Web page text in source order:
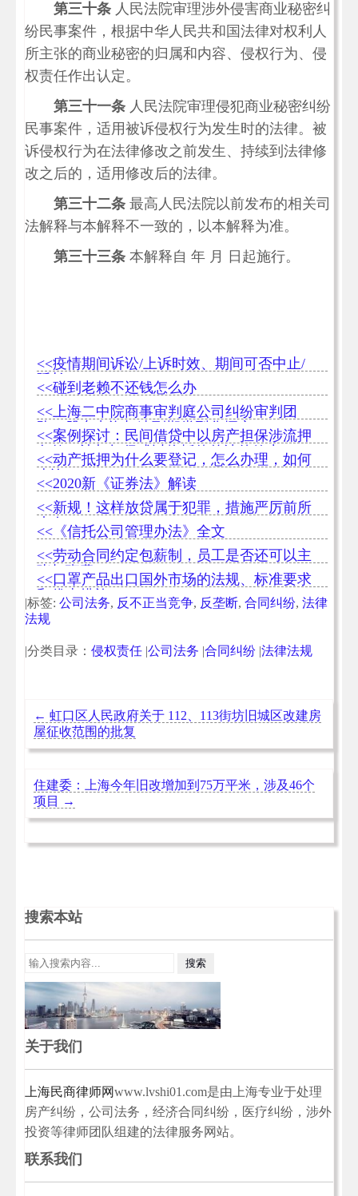
第三十条 人民法院审理涉外侵害商业秘密纠
纷民事案件，根据中华人民共和国法律对权利人
所主张的商业秘密的归属和内容、侵权行为、侵
权责任作出认定。
第三十一条 人民法院审理侵犯商业秘密纠纷
民事案件，适用被诉侵权行为发生时的法律。被
诉侵权行为在法律修改之前发生、持续到法律修
改之后的，适用修改后的法律。
第三十二条 最高人民法院以前发布的相关司
法解释与本解释不一致的，以本解释为准。
第三十三条 本解释自 年 月 日起施行。
<<疫情期间诉讼/上诉时效、期间可否中止/
延长
<<碰到老赖不还钱怎么办
<<上海二中院商事审判庭公司纠纷审判团
队：股东出资加速到期类型化探究
<<案例探讨：民间借贷中以房产担保涉流押
条款、让与担保或以物抵债的法律效力
<<动产抵押为什么要登记，怎么办理，如何
查询？
<<2020新《证券法》解读
<<新规！这样放贷属于犯罪，措施严厉前所
未有！
<<《信托公司管理办法》全文
<<劳动合同约定包薪制，员工是否还可以主
张加班费
<<口罩产品出口国外市场的法规、标准要求
和优惠措施
|标签: 公司法务, 反不正当竞争, 反垄断, 合同纠纷, 法律
法规
|分类目录： 侵权责任 |公司法务 |合同纠纷 |法律法规
← 虹口区人民政府关于 112、113街坊旧城区改建房
屋征收范围的批复
住建委：上海今年旧改增加到75万平米，涉及46个
项目
→
搜索本站
关于我们
上海民商律师网www.lvshi01.com是由上海专业于处理
房产纠纷，公司法务，经济合同纠纷，医疗纠纷，涉外
投资等律师团队组建的法律服务网站。
联系我们